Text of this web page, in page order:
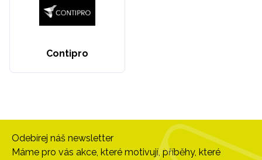
Contipro
Odebírej náš newsletter
Máme pro vás akce, které motivují, příběhy, které